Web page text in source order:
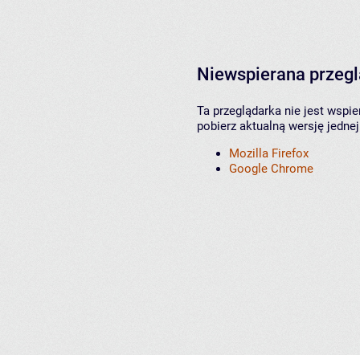
Niewspierana
Ta przeglądarka nie jest
pobierz aktualną wersję
Mozilla Firefox
Google Chrome